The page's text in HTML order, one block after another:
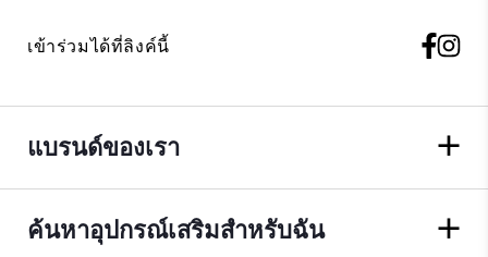
เข้าร่วมได้ที่ลิงค์นี้
แบรนด์ของเรา
ค้นหาอุปกรณ์เสริมสำหรับฉัน